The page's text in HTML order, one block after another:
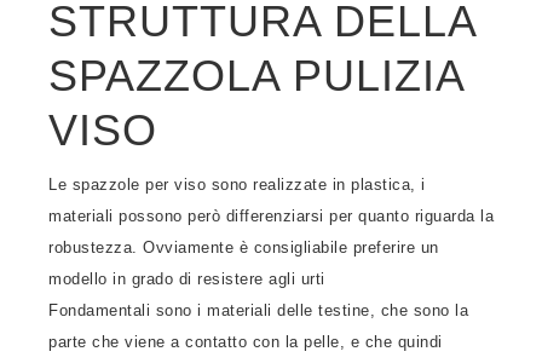
STRUTTURA DELLA
SPAZZOLA PULIZIA
VISO
Le spazzole per viso sono realizzate in plastica, i
materiali possono però differenziarsi per quanto riguarda la
robustezza. Ovviamente è consigliabile preferire un
modello in grado di resistere agli urti
Fondamentali sono i materiali delle testine, che sono la
parte che viene a contatto con la pelle, e che quindi